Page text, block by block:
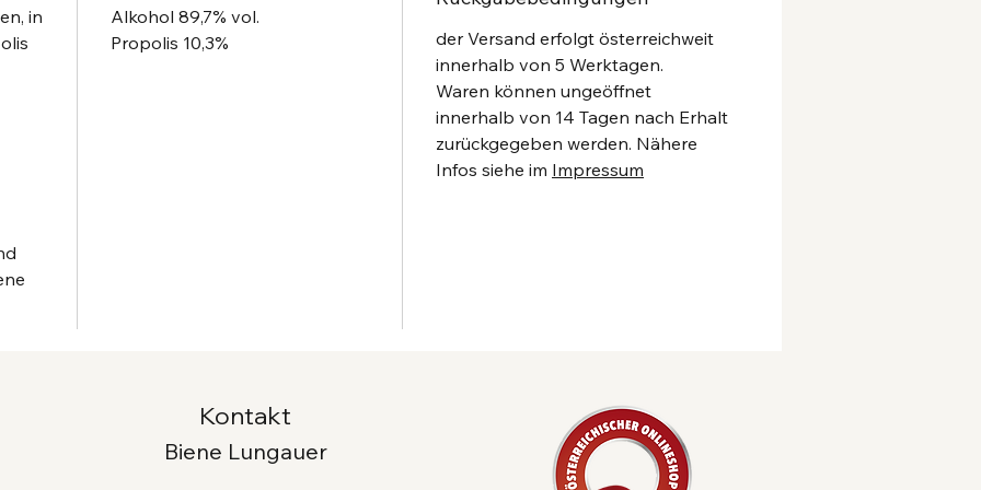
in
Alkohol 89,7% vol.
Propolis 10,3%
der Versand erfolgt österreichweit
innerhalb von 5 Werktagen.
Waren können ungeöffnet
innerhalb von 14 Tagen nach Erhalt
zurückgegeben werden. Nähere
Infos siehe im Impressum
Kontakt
Biene Lungauer